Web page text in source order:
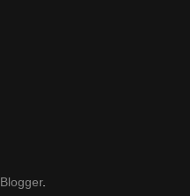
Blogger.